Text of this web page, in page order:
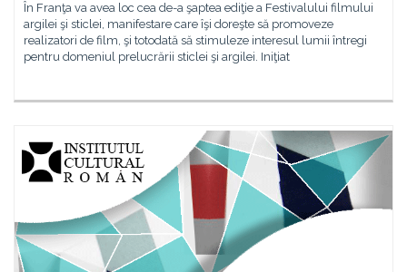
În Franţa va avea loc cea de-a şaptea ediţie a Festivalului filmului
argilei şi sticlei, manifestare care îşi doreşte să promoveze
realizatori de film, şi totodată să stimuleze interesul lumii întregi
pentru domeniul prelucrării sticlei şi argilei. Iniţiat